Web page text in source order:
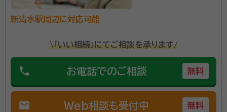
新清水駅周辺に対応可能
\「いい相続」にてご相談を承ります/
phone お電話でのご相談 無料
mail Web相談も受付中 無料